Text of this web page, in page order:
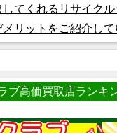
てくれるリサイク
リットをご紹介して
ブ高価買取店ランキ